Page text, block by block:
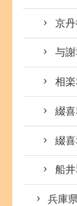
京
与
相
綴
綴
船
兵庫県